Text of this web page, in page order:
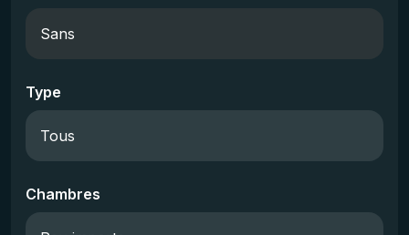
Type
Chambres